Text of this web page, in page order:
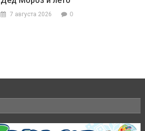
7 августа 2026 0